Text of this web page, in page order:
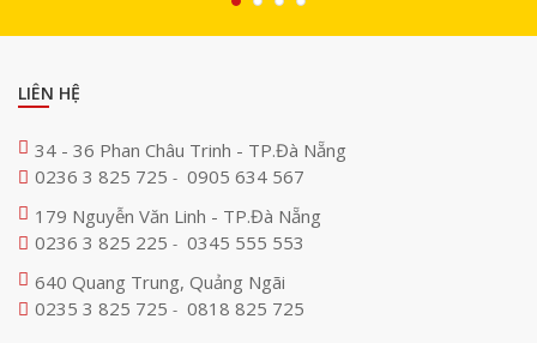
LIÊN HỆ
34 - 36 Phan Châu Trinh - TP.Đà Nẵng
0236 3 825 725 - 0905 634 567
179 Nguyễn Văn Linh - TP.Đà Nẵng
0236 3 825 225 - 0345 555 553
640 Quang Trung, Quảng Ngãi
0235 3 825 725 - 0818 825 725